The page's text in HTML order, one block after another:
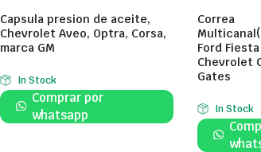
Capsula presion de aceite,
Chevrolet Aveo, Optra, Corsa,
marca GM
In Stock
Comprar por
whatsapp
Correa
Ford
Chevrolet
Gates
In Stock